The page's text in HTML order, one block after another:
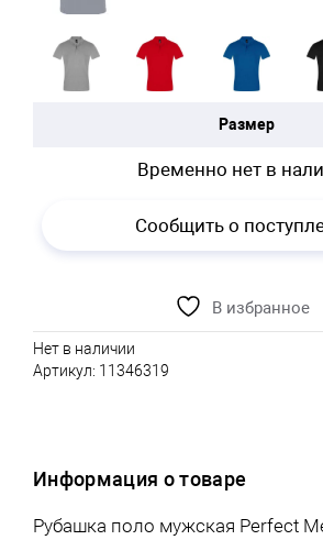
Размер
Временно нет в
Сообщить о
В избранное
Нет в наличии
Артикул: 11346319
Информация о товаре
Рубашка поло мужская Perfect